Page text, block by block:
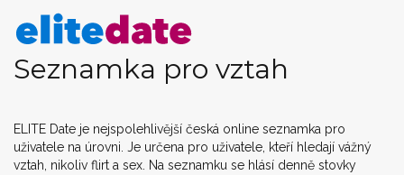
Seznamka pro vztah
ELITE Date je nejspolehlivější česká online seznamka pro
uživatele na úrovni. Je určena pro uživatele, kteří hledají vážný
vztah, nikoliv flirt a sex. Na seznamku se hlásí denně stovky